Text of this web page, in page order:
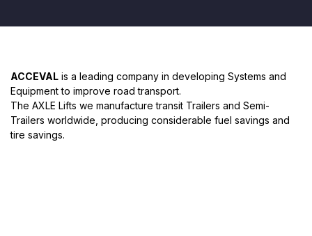
ACCEVAL is a leading company in developing Systems and
Equipment to improve road transport.
The AXLE Lifts we manufacture transit Trailers and Semi-
Trailers worldwide, producing considerable fuel savings and
tire savings.